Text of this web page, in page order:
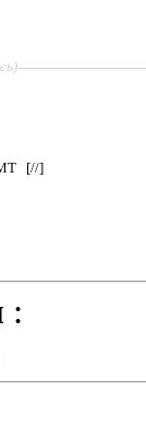
[//]
: